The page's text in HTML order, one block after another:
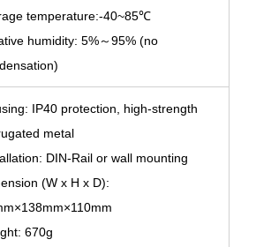
temperature:-40~85℃
humidity: 5%～95% (no
IP40 protection, high-strength
metal
DIN-Rail or wall mounting
(W x H x D):
670g